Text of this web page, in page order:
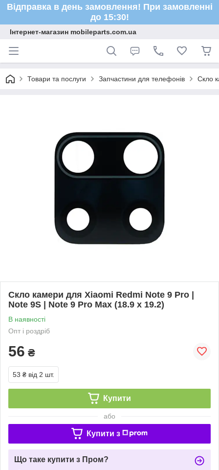
Відправка в день замовлення! При замовленні
до 15:30!
Інтернет-магазин mobileparts.com.ua
Товари та послуги Запчастини для телефонів Скло
Скло камери для Xiaomi Redmi Note 9 Pro |
Note 9S | Note 9 Pro Max (18.9 x 19.2)
В наявності
Опт і роздріб
56 ₴
53 ₴ від 2 шт.
Купити
або
Купити з
Що таке купити з Пром?